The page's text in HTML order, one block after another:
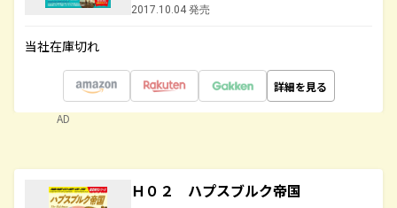
2017.10.04 発売
当社在庫切れ
詳細を見る
AD
Ｈ０２ ハプスブルク帝国